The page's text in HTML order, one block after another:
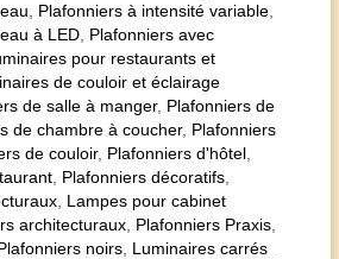
Plafonniers à intensité variable
à LED Plafonniers avec
pour restaurants et
de couloir et éclairage
de salle à manger, Plafonniers de
de chambre à coucher, Plafonniers
de couloir, Plafonniers d'hôtel
Plafonniers décoratifs
Lampes pour cabinet
architecturaux Plafonniers Praxis
noirs Luminaires carrés